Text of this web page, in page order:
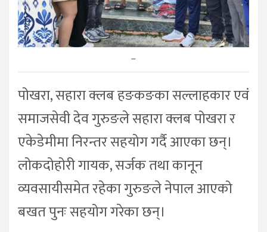
–
पोखरा, सहारा क्लब हङकङका सल्लाहकार एवं
समाजसेवी देव गुरुङले सहारा क्लब पोखरा र
एकेडेमीमा निरन्तर सहयोग गर्दै आएका छन्।
लोकदोहोरी गायक, सर्जक तथा कानून
व्यवसायीसमेत रहेका गुरुङले नेपाल आएको
बखत पुनः सहयोग गरेका छन्।